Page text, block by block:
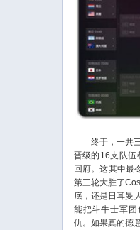
终于，一共三
晋级的16支队伍
回府。这其中最
第三轮大胜了
底，还是日耳曼
能把斗牛士军
仇。如果真的德